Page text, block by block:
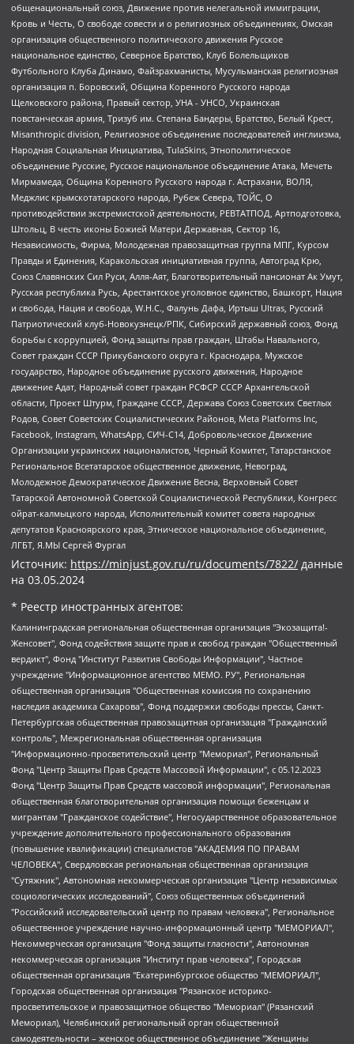
общенациональный союз, Движение против нелегальной иммиграции,
Кровь и Честь, О свободе совести и о религиозных объединениях, Омская
организация общественного политического движения Русское
национальное единство, Северное Братство, Клуб Болельщиков
Футбольного Клуба Динамо, Файзрахманисты, Мусульманская религиозная
организация п. Боровский, Община Коренного Русского народа
Щелковского района, Правый сектор, УНА - УНСО, Украинская
повстанческая армия, Тризуб им. Степана Бандеры, Братство, Белый Крест,
Misanthropic division, Религиозное объединение последователей инглиизма,
Народная Социальная Инициатива, TulaSkins, Этнополитическое
объединение Русские, Русское национальное объединение Атака, Мечеть
Мирмамеда, Община Коренного Русского народа г. Астрахани, ВОЛЯ,
Меджлис крымскотатарского народа, Рубеж Севера, ТОЙС, О
противодействии экстремистской деятельности, РЕВТАТПОД, Артподготовка,
Штольц, В честь иконы Божией Матери Державная, Сектор 16,
Независимость, Фирма, Молодежная правозащитная группа МПГ, Курсом
Правды и Единения, Каракольская инициативная группа, Автоград Крю,
Союз Славянских Сил Руси, Алля-Аят, Благотворительный пансионат Ак Умут,
Русская республика Русь, Арестантское уголовное единство, Башкорт, Нация
и свобода, Нация и свобода, W.H.С., Фалунь Дафа, Иртыш Ultras, Русский
Патриотический клуб-Новокузнецк/РПК, Сибирский державный союз, Фонд
борьбы с коррупцией, Фонд защиты прав граждан, Штабы Навального,
Совет граждан СССР Прикубанского округа г. Краснодара, Мужское
государство, Народное объединение русского движения, Народное
движение Адат, Народный совет граждан РСФСР СССР Архангельской
области, Проект Штурм, Граждане СССР, Держава Союз Советских Светлых
Родов, Совет Советских Социалистических Районов, Meta Platforms Inc,
Facebook, Instagram, WhatsApp, СИЧ-С14, Добровольческое Движение
Организации украинских националистов, Черный Комитет, Татарстанское
Региональное Всетатарское общественное движение, Невоград,
Молодежное Демократическое Движение Весна, Верховный Совет
Татарской Автономной Советской Социалистической Республики, Конгресс
ойрат-калмыцкого народа, Исполнительный комитет совета народных
депутатов Красноярского края, Этническое национальное объединение,
ЛГБТ, Я.МЫ Сергей Фургал
Источник: https://minjust.gov.ru/ru/documents/7822/ данные
на 03.05.2024
* Реестр иностранных агентов:
Калининградская региональная общественная организация "Экозащита!-Женсовет", Фонд содействия защите прав и свобод граждан "Общественный вердикт", Фонд "Институт Развития Свободы Информации", Частное учреждение "Информационное агентство МЕМО. РУ", Региональная общественная организация "Общественная комиссия по сохранению наследия академика Сахарова", Фонд поддержки свободы прессы, Санкт-Петербургская общественная правозащитная организация "Гражданский контроль", Межрегиональная общественная организация "Информационно-просветительский центр "Мемориал", Региональный Фонд "Центр Защиты Прав Средств Массовой Информации", с 05.12.2023 Фонд "Центр Защиты Прав Средств массовой информации", Региональная общественная благотворительная организация помощи беженцам и мигрантам "Гражданское содействие", Негосударственное образовательное учреждение дополнительного профессионального образования (повышение квалификации) специалистов "АКАДЕМИЯ ПО ПРАВАМ ЧЕЛОВЕКА", Свердловская региональная общественная организация "Сутяжник", Автономная некоммерческая организация "Центр независимых социологических исследований", Союз общественных объединений "Российский исследовательский центр по правам человека", Региональное общественное учреждение научно-информационный центр "МЕМОРИАЛ", Некоммерческая организация "Фонд защиты гласности", Автономная некоммерческая организация "Институт прав человека", Городская общественная организация "Екатеринбургское общество "МЕМОРИАЛ", Городская общественная организация "Рязанское историко-просветительское и правозащитное общество "Мемориал" (Рязанский Мемориал), Челябинский региональный орган общественной самодеятельности – женское общественное объединение "Женщины Евразии", Челябинский региональный орган общественной самодеятельности "Уральская правозащитная группа", Фонд содействия защите здоровья и социальной справедливости имени Андрея Рылькова, Автономная Некоммерческая Организация "Аналитический Центр Юрия Левады", Автономная некоммерческая организация социальной поддержки населения "Проект Апрель", Региональная общественная организация помощи женщинам и детям, находящимся в кризисной ситуации "Информационно-методический центр "Анна", Фонд содействия развитию массовых коммуникаций и правовому просвещению "Так-так-Так", Фонд содействия устойчивому развитию "Серебряная тайга", Свердловский региональный общественный фонд социальных проектов "Новое время", "Idel.Реалии", Кавказ.Реалии, Крым.Реалии, Телеканал Настоящее Время, Татаро-башкирская служба Радио Свобода (Azatliq Radiosi), Радио Свободная Европа/Радио Свобода (PCE/PC), "Сибирь.Реалии", "Фактограф", Благотворительный фонд помощи осужденным и их семьям, Автономная некоммерческая организация "Институт глобализации и социальных движений", Фонд "В защиту прав заключенных", Частное учреждение "Центр поддержки и содействия развитию средств массовой информации", Пензенский региональный общественный благотворительный фонд "Гражданский союз", "Север.Реалии", Некоммерческая организация Фонд "Правовая инициатива", Общество с ограниченной ответственностью "Радио Свободная Европа/Радио Свобода", Чешское информационное агентство "MEDIUM-ORIENT", Красноярская региональная общественная организация "Мы против СПИДа", Камалягин Денис Николаевич, Маркелов Сергей Евгеньевич, Пономарев Лев Александрович, Савицкая Людмила Алексеевна, Автономная некоммерческая организация "Центр по работе с проблемой насилия "НАСИЛИЮ.НЕТ", Межрегиональный профессиональный союз работников здравоохранения "Альянс врачей", Юридическое лицо, зарегистрированное в Латвийской Республике, SIA "Medusa Project" (регистрационный номер 40103797863, дата регистрации 10.06.2014), Некоммерческая организация "Фонд по борьбе с коррупцией", Автономная некоммерческая организация "Институт права и публичной политики", Баданин Роман Сергеевич, Гликин Максим Александрович, Железнова Мария Михайловна, Лукьянова Юлия Сергеевна, Маетная Елизавета Витальевна, Маняхин Петр Борисович, Чуракова Ольга Владимировна, Ярош Юлия Петровна, Юридическое лицо "The Insider SIA", зарегистрированное в Риге, Латвийская Республика (дата регистрации 26.06.2015), являющееся администратором доменного имени интернет-издания "The Insider SIA", https://theins.ru, Постернак Алексей Евгеньевич, Рубин Михаил Аркадьевич, Анин Роман Александрович, Юридическое лицо Istories fonds, зарегистрированное в Латвийской Республике (регистрационный номер 50008295751, дата регистрации 24.02.2020), Великовский Дмитрий Александрович, Долинина Ирина Николаевна, Мароховская Алеся Алексеевна, Шлейнов Роман Юрьевич, Шмагун Олеся Валентиновна, Общество с ограниченной ответственностью "Альтаир 2021", Общество с ограниченной ответственностью "Вега 2021", Общество с ограниченной ответственностью "Главный редактор 2021", Общество с ограниченной ответственностью "Ромашки монолит", Важенков Артем Валерьевич, Ивановская областная общественная организация "Центр гендерных исследований", Гурман Юрий Альбертович, Медиапроект "ОВД-Инфо", Егоров Владимир Владимирович, Жилинский Владимир Александрович, Общество с ограниченной ответственностью "ЗП", Иванова София Юрьевна, Карезина Инна Павловна, Кильтау Екатерина Викторовна, Петров Алексей Викторович, Пискунов Сергей Евгеньевич, Смирнов Сергей Сергеевич, Тихонов Михаил Сергеевич, Общество с ограниченной ответственностью "ЖУРНАЛИСТ-ИНОСТРАННЫЙ АГЕНТ", Арапова Галина Юрьевна, Вольтская Татьяна Анатольевна, Американская компания "Mason G.E.S. Anonymous Foundation" (США), являющаяся владельцем интернет-издания https://mnews.world/, Компания "Stichting Bellingcat", зарегистрированная в Нидерландах (дата регистрации 11.07.2018), Захаров Андрей Вячеславович, Клепиковская Екатерина Дмитриевна, Общество с ограниченной ответственностью "МЕМО", Перл Роман Александрович, Симонов Евгений Алексеевич, Соловьева Елена Анатольевна, Сотников Даниил Владимирович, Сурначева Елизавета Дмитриевна, Автономная некоммерческая организация по защите прав человека и информированию населения "Якутия – Наше Мнение", Общество с ограниченной ответственностью "Москоу диджитал медиа", с 26.01.2023 Общество с ограниченной ответственностью "Чайка Белые сады", Ветошкина Валерия Валерьевна, Заговора Максим Александрович, Межрегиональное общественное движение "Российская ЛГБТ - сеть", Оленичев Максим Владимирович, Павлов Иван Юрьевич, Скворцова Елена Сергеевна, Общество с ограниченной ответственностью "Как бы инагент", Кочетков Игорь Викторович, Общество с ограниченной ответственностью "Честные выборы", Еланчик Олег Александрович, Общество с ограниченной ответственностью "Нобелевский призыв", Гималова Регина Эмилевна, Григорьев Андрей Валерьевич, Григорьева Алина Александровна, Ассоциация по содействию защите прав призывников, альтернативнослужащих и военнослужащих "Правозащитная группа "Гражданин.Армия.Право", Хисамова Регина Фаритовна, Автономная некоммерческая организация по реализации социально-правовых программ "Лилит", Дальневосточное общественное движение "Маяк", Санкт-Петербургская ЛГБТ-инициативная группа "Выход", Инициативная группа ЛГБТ+ "Реверс", Алексеев Андрей Викторович, Бекбулатова Таисия Львовна, Беляев Иван Михайлович, Владыкина Елена Сергеевна, Гельман Марат Александрович, Никульшина Вероника Юрьевна, Толоконникова Надежда Андреевна, Шендерович Виктор Анатольевич, Общество с ограниченной ответственностью "Данное сообщение", Общество с ограниченной ответственностью Издательский дом "Новая глава", Айнбиндер Александра Александровна, Московский комьюнити-центр для ЛГБТ+инициатив, Благотворительный фонд развития филантропии, Deutsche Welle (Германия, Kurt-Schumacher-Strasse 3, 53113 Bonn), Борзунова Мария Михайловна, Воробьев Виктор Викторович, Голубева Анна Львовна, Константинова Алла Михайловна, Малкова Ирина Владимировна, Мурадов Мурад Абдулгалимович, Осетинская Елизавета Николаевна, Понасенков Евгений Николаевич, Ганапольский Матвей Юрьевич, Киселев Евгений Алексеевич, Борухович Ирина Григорьевна, Дремин Иван Тимофеевич, Дубровский Дмитрий Викторович, Красноярская региональная общественная организация поддержки и развития альтернативных образовательных технологий и межкультурных коммуникаций "ИНТЕРРА", Маяковская Екатерина Алексеевна, Фейгин Марк Захарович, Филимонов Андрей Викторович, Дзугкоева Регина Николаевна, Доброхотов Роман Александрович, Дудь Юрий Александрович, Елкин Сергей Владимирович, Кругликов Кирилл Игоревич, Сабунаева Мария Леонидовна, Семенов Алексей Владимирович, Шаинян Карен Багратович, Шульман Екатерина Михайловна, Асафьев Артур Валерьевич, Вахштайн Виктор Семенович, Венедиктов Алексей Алексеевич, Лушникова Екатерина Евгеньевна, Волков Леонид Михайлович, Невзоров Александр Глебович, Пархоменко Сергей Борисович, Сироткин Ярослав Николаевич, Кара-Мурза Владимир Владимирович, Баранова Наталья Владимировна, Гозман Леонид Яковлевич, Кагарлицкий Борис Юльевич, Климарев Михаил Валерьевич, Милов Владимир Станиславович, Автономная некоммерческая организация Краснодарский центр современного искусства "Типография", Моргенштерн Алишер Тагирович, Соболь Любовь Эдуардовна, Общество с ограниченной ответственностью "ЛИЗА НОРМ", Каспаров Гарри Кимович, Ходорковский Михаил Борисович, Общество с ограниченной ответственностью "Апрельские тезисы", Данилович Ирина Брониславовна, Кашин Олег Владимирович, Петров Николай Владимирович, Пивоваров Алексей Владимирович, Соколов Михаил Владимирович, Цветкова Юлия Владимировна, Чичваркин Евгений Александрович, Комитет против пыток/Команда против пыток, Общество с ограниченной ответственностью "Первый научный", Общество с ограниченной ответственностью "Вертолет и ко", Белоцерковская Вероника Борисовна, Кац Максим Евгеньевич, Лазарева Татьяна Юрьевна, Шаведдинов Руслан Табризович, Яшин Илья Валерьевич, Общество с ограниченной ответственностью "Иноагент ААВ", Алешковский Дмитрий Петрович, Альбац Евгения Марковна, Быков Дмитрий Львович, Галямина Юлия Евгеньевна, Лойко Сергей Леонидович, Мартынов Кирилл Константинович, Медведев Сергей Александрович, Крашенинников Федор Геннадиевич, Гордеева Катерина Вл